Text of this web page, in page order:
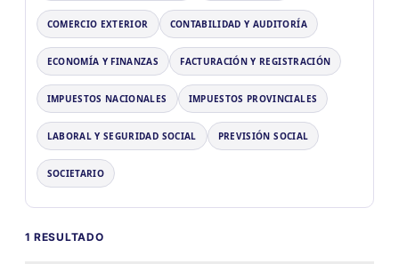
COMERCIO EXTERIOR CONTABILIDAD Y AUDITORÍA
ECONOMÍA Y FINANZAS FACTURACIÓN Y REGISTRACIÓN
IMPUESTOS NACIONALES IMPUESTOS PROVINCIALES
LABORAL Y SEGURIDAD SOCIAL PREVISIÓN SOCIAL
SOCIETARIO
1 RESULTADO